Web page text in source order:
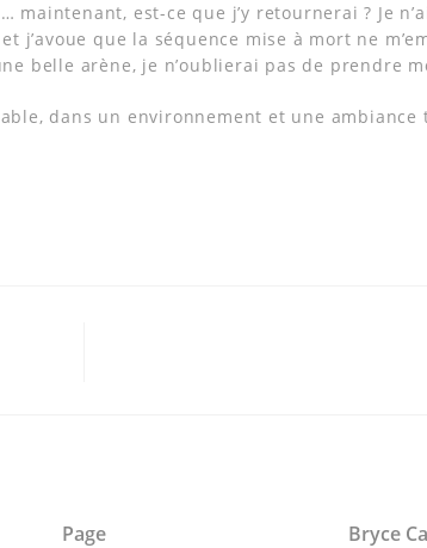
est-ce que j’y retournerai ? Je
que la séquence mise à mort ne
belle arène, je n’oublierai pas de prendre
dans un environnement et une
Page Bryce